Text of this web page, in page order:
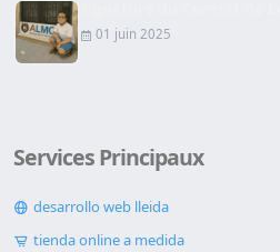
01 juin 2025
Services Principaux
desarrollo web lleida
tienda online a medida